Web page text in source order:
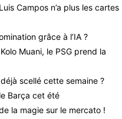
Campos n’a plus les cartes
grâce à l’IA ?
Muani, le PSG prend la
scellé cette semaine ?
Barça cet été
la magie sur le mercato !